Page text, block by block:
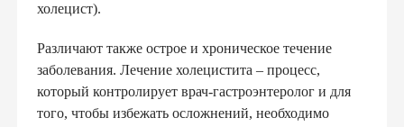
холецист).
Различают также острое и хроническое течение
заболевания. Лечение холецистита – процесс,
который контролирует врач-гастроэнтеролог и для
того, чтобы избежать осложнений, необходимо